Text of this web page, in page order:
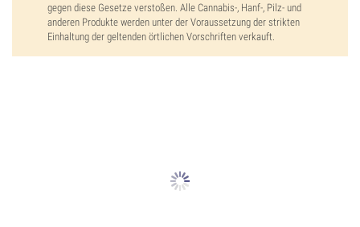
gegen diese Gesetze verstoßen. Alle Cannabis-, Hanf-, Pilz- und
anderen Produkte werden unter der Voraussetzung der strikten
Einhaltung der geltenden örtlichen Vorschriften verkauft.